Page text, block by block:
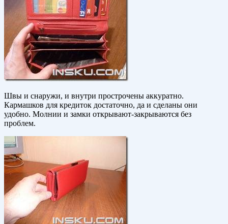
Швы и снаружи, и внутри прострочены аккуратно.
Кармашков для кредиток достаточно, да и сделаны они
удобно. Молнии и замки открывают-закрываются без
проблем.